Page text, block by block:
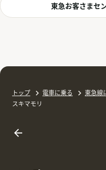
東急お客さまセ
トップ 電車に乗る
東急線
スキマモリ